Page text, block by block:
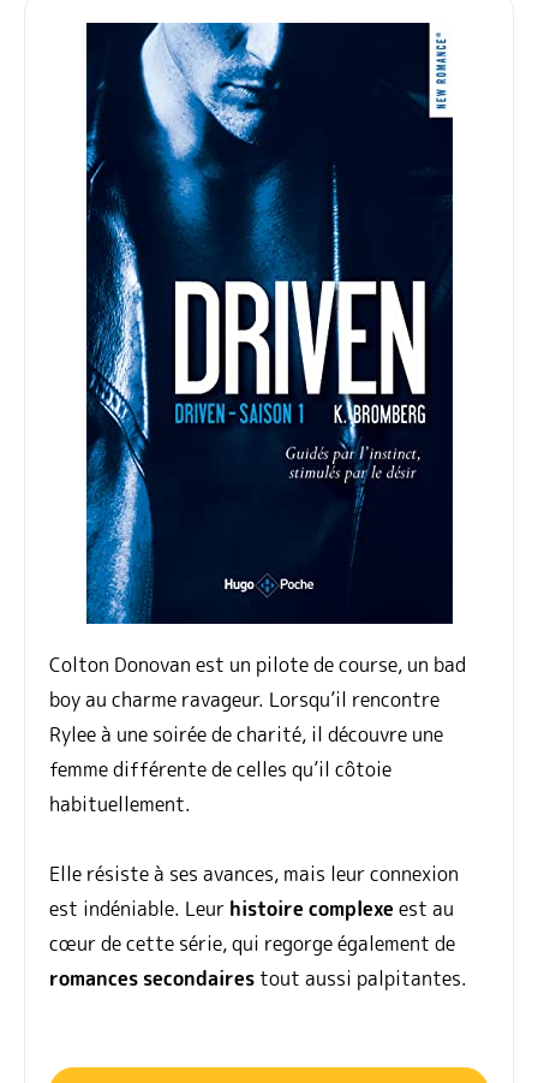
Colton Donovan est un pilote de course, un bad
boy au charme ravageur. Lorsqu’il rencontre
Rylee à une soirée de charité, il découvre une
femme différente de celles qu’il côtoie
habituellement.
Elle résiste à ses avances, mais leur connexion
est indéniable. Leur histoire complexe est au
cœur de cette série, qui regorge également de
romances secondairestout aussi palpitantes.